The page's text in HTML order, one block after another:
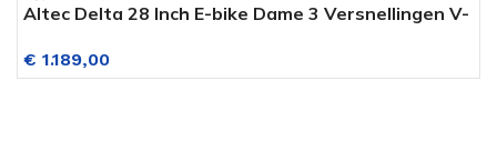
Altec Delta 28 Inch E-bike Dame 3 Versnellingen V-
€ 1.189,00